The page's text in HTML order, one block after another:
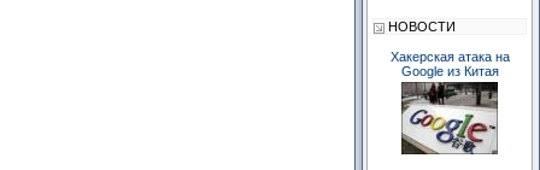
НОВОСТИ
Хакерская атака на
Google из Китая